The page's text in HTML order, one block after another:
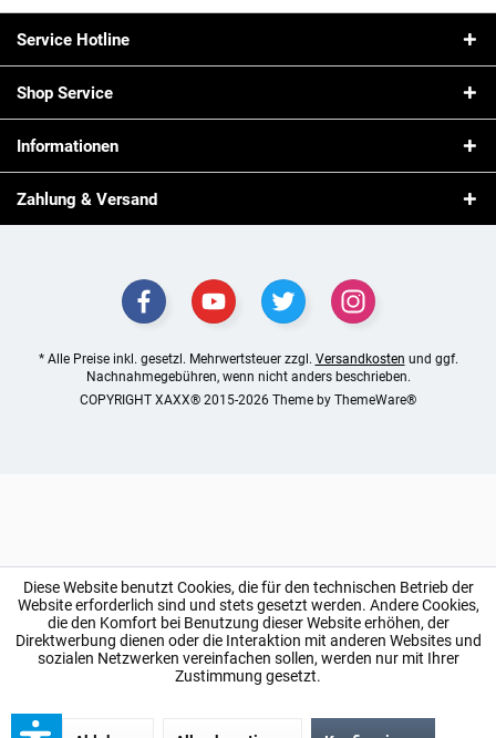
Service Hotline
Shop Service
Informationen
Zahlung & Versand
* Alle Preise inkl. gesetzl. Mehrwertsteuer zzgl. Versandkosten und ggf.
Nachnahmegebühren, wenn nicht anders beschrieben.
COPYRIGHT XAXX® 2015-2026 Theme by ThemeWare®
Diese Website benutzt Cookies, die für den technischen Betrieb der
Website erforderlich sind und stets gesetzt werden. Andere Cookies,
die den Komfort bei Benutzung dieser Website erhöhen, der
Direktwerbung dienen oder die Interaktion mit anderen Websites und
sozialen Netzwerken vereinfachen sollen, werden nur mit Ihrer
Zustimmung gesetzt.